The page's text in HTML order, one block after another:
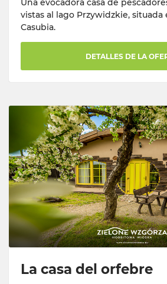
Una evocadora casa de
vistas al lago Przywidzkie, situada
Casubia.
DETALLES DE LA
La casa del orfebre